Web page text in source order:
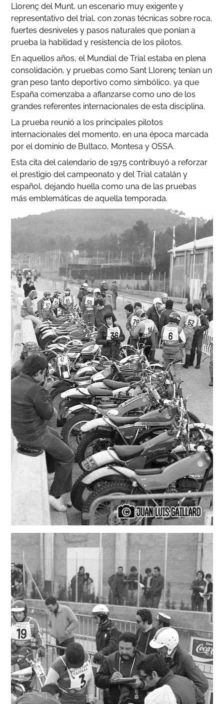
Llorenç del Munt, un escenario muy exigente y
representativo del trial, con zonas técnicas sobre roca,
fuertes desniveles y pasos naturales que ponían a
prueba la habilidad y resistencia de los pilotos.
En aquellos años, el Mundial de Trial estaba en plena
consolidación, y pruebas como Sant Llorenç tenían un
gran peso tanto deportivo como simbólico, ya que
España comenzaba a afianzarse como uno de los
grandes referentes internacionales de esta disciplina.
La prueba reunió a los principales pilotos
internacionales del momento, en una época marcada
por el dominio de Bultaco, Montesa y OSSA.
Esta cita del calendario de 1975 contribuyó a reforzar
el prestigio del campeonato y del Trial catalán y
español, dejando huella como una de las pruebas
más emblemáticas de aquella temporada.